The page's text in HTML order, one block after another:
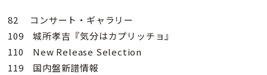
82 コンサート・ギャラリー
109 城所孝吉『気分はカプリッチョ』
110 New Release Selection
119 国内盤新譜情報